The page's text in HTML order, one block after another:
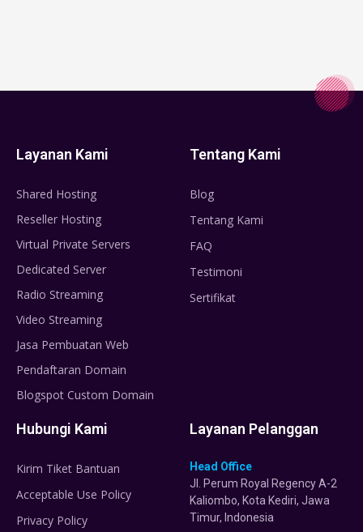
Layanan Kami
Shared Hosting
Reseller Hosting
Virtual Private Servers
Dedicated Server
Radio Streaming
Video Streaming
Jasa Pembuatan Web
Pendaftaran Domain
Blogspot Custom Domain
Tentang Kami
Blog
Tentang Kami
FAQ
Testimoni
Sertifikat
Hubungi Kami
Kirim Tiket Bantuan
Acceptable Use Policy
Privacy Policy
Layanan Pelanggan
Head Office
Jl. Perum Royal Regency A-2
Kaliombo, Kota Kediri, Jawa
Timur, Indonesia